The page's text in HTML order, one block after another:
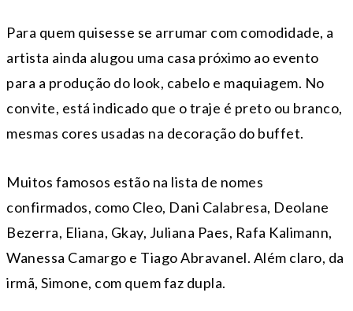
Para quem quisesse se arrumar com comodidade, a
artista ainda alugou uma casa próximo ao evento
para a produção do look, cabelo e maquiagem. No
convite, está indicado que o traje é preto ou branco,
mesmas cores usadas na decoração do buffet.
Muitos famosos estão na lista de nomes
confirmados, como Cleo, Dani Calabresa, Deolane
Bezerra, Eliana, Gkay, Juliana Paes, Rafa Kalimann,
Wanessa Camargo e Tiago Abravanel. Além claro, da
irmã, Simone, com quem faz dupla.